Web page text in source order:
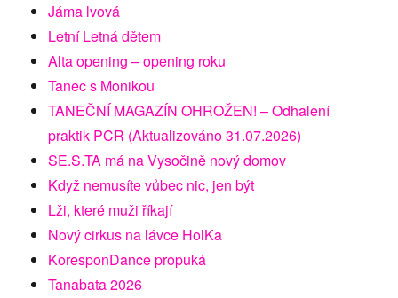
Jáma lvová
Letní Letná dětem
Alta opening – opening roku
Tanec s Monikou
TANEČNÍ MAGAZÍN OHROŽEN! – Odhalení
praktik PCR (Aktualizováno 31.07.2026)
SE.S.TA má na Vysočině nový domov
Když nemusíte vůbec nic, jen být
Lži, které muži říkají
Nový cirkus na lávce HolKa
KoresponDance propuká
Tanabata 2026